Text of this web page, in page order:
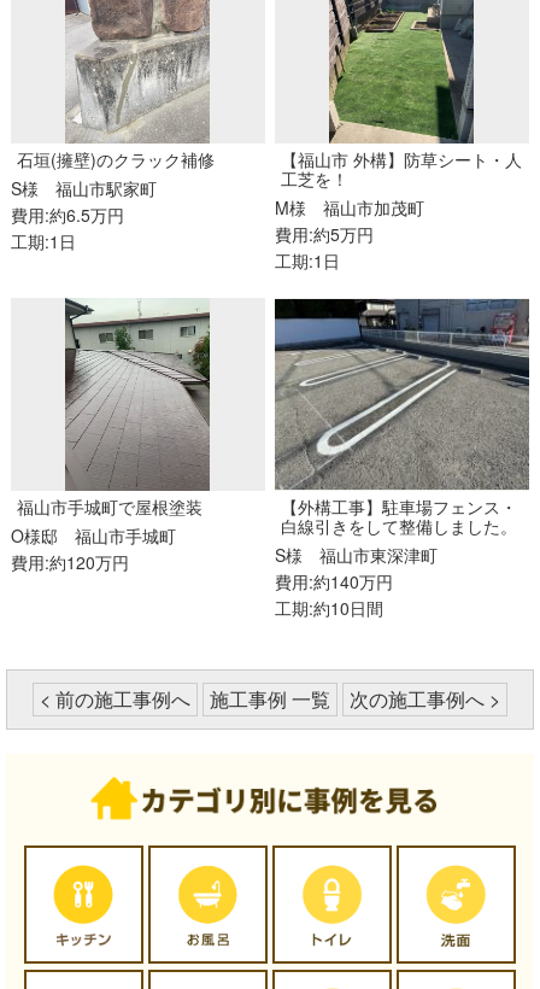
石垣(擁壁)のクラック補修
S様福山市駅家町
費用:約6.5万円
工期:1日
【福山市 外構】防草シート・人
工芝を！
M様福山市加茂町
費用:約5万円
工期:1日
福山市手城町で屋根塗装
O様邸福山市手城町
費用:約120万円
【外構工事】駐車場フェンス・
白線引きをして整備しました。
S様福山市東深津町
費用:約140万円
工期:約10日間
< 前の施工事例へ 施工事例 一覧 次の施工事例へ >